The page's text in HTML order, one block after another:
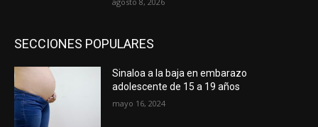
SECCIONES POPULARES
Sinaloa a la baja en embarazo
adolescente de 15 a 19 años
mayo 16, 2024